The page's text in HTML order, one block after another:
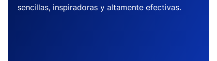
sencillas, inspiradoras y altamente efectivas.